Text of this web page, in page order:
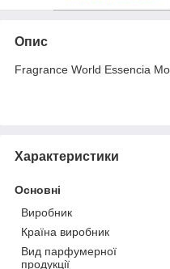
Опис
Fragrance World Essencia
Характеристики
Основні
Виробник
Країна виробник
Вид парфумерної
продукції